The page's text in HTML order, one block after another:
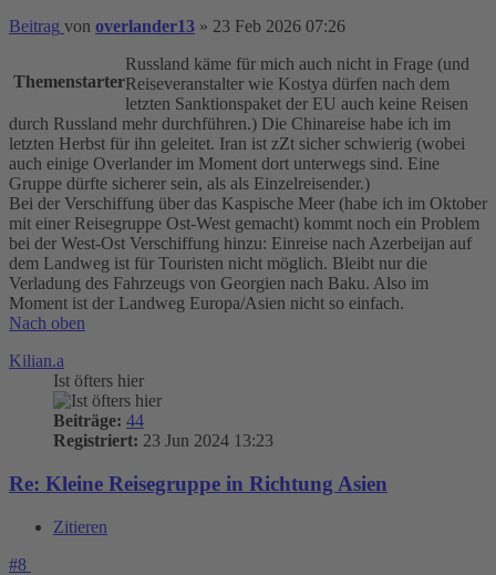
Beitrag von overlander13 » 23 Feb 2026 07:26
Themenstarter
Russland käme für mich auch nicht in Frage (und
Reiseveranstalter wie Kostya dürfen nach dem
letzten Sanktionspaket der EU auch keine Reisen
durch Russland mehr durchführen.) Die Chinareise habe ich im
letzten Herbst für ihn geleitet. Iran ist zZt sicher schwierig (wobei
auch einige Overlander im Moment dort unterwegs sind. Eine
Gruppe dürfte sicherer sein, als als Einzelreisender.)
Bei der Verschiffung über das Kaspische Meer (habe ich im Oktober
mit einer Reisegruppe Ost-West gemacht) kommt noch ein Problem
bei der West-Ost Verschiffung hinzu: Einreise nach Azerbeijan auf
dem Landweg ist für Touristen nicht möglich. Bleibt nur die
Verladung des Fahrzeugs von Georgien nach Baku. Also im
Moment ist der Landweg Europa/Asien nicht so einfach.
Nach oben
Kilian.a
Ist öfters hier
Beiträge: 44
Registriert: 23 Jun 2024 13:23
Re: Kleine Reisegruppe in Richtung Asien
Zitieren
#8